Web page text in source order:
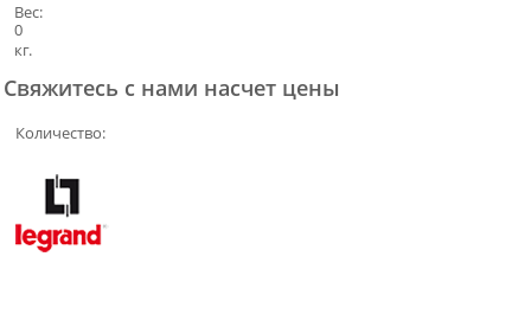
Вес:
0
кг.
Свяжитесь с нами насчет цены
Количество: